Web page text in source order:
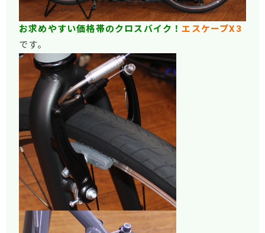
お求めやすい価格帯のクロスバイ ク！エスケープX3
です。